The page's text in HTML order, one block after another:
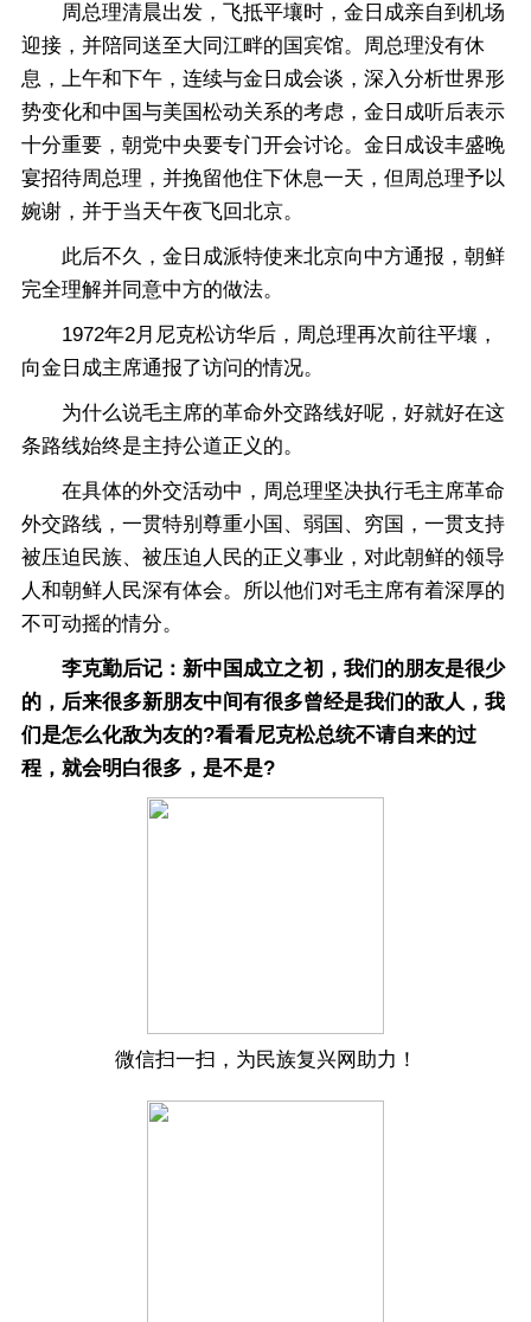
周总理清晨出发，飞抵平壤时，金日成亲自到机场
迎接，并陪同送至大同江畔的国宾馆。周总理没有休
息，上午和下午，连续与金日成会谈，深入分析世界形
势变化和中国与美国松动关系的考虑，金日成听后表示
十分重要，朝党中央要专门开会讨论。金日成设丰盛晚
宴招待周总理，并挽留他住下休息一天，但周总理予以
婉谢，并于当天午夜飞回北京。
此后不久，金日成派特使来北京向中方通报，朝鲜
完全理解并同意中方的做法。
1972年2月尼克松访华后，周总理再次前往平壤，
向金日成主席通报了访问的情况。
为什么说毛主席的革命外交路线好呢，好就好在这
条路线始终是主持公道正义的。
在具体的外交活动中，周总理坚决执行毛主席革命
外交路线，一贯特别尊重小国、弱国、穷国，一贯支持
被压迫民族、被压迫人民的正义事业，对此朝鲜的领导
人和朝鲜人民深有体会。所以他们对毛主席有着深厚的
不可动摇的情分。
李克勤后记：新中国成立之初，我们的朋友是很少
的，后来很多新朋友中间有很多曾经是我们的敌人，我
们是怎么化敌为友的?看看尼克松总统不请自来的过
程，就会明白很多，是不是?
微信扫一扫，为民族复兴网助力！